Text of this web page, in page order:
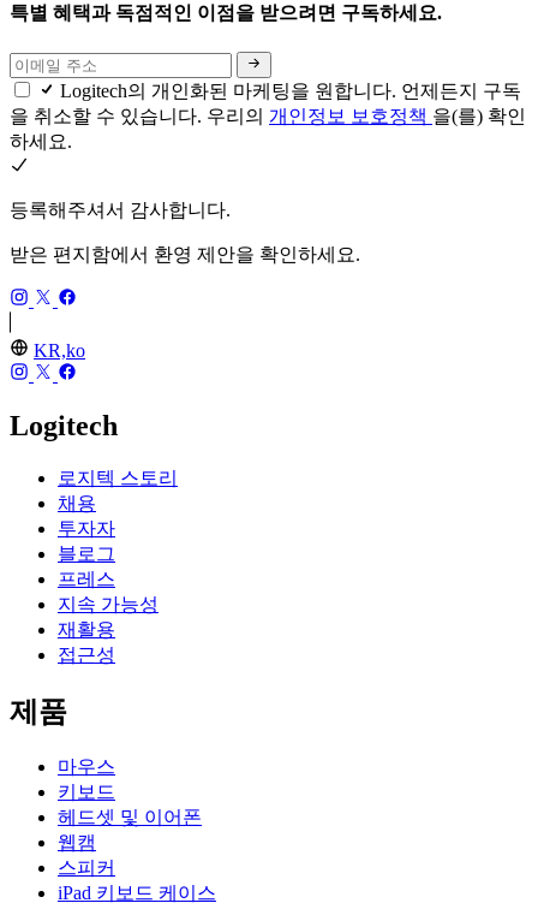
특별 혜택과 독점적인 이점을 받으려면 구독하세요.
Logitech의 개인화된 마케팅을 원합니다. 언제든지 구독
을 취소할 수 있습니다. 우리의 개인정보 보호정책 을(를) 확인
하세요.
등록해주셔서 감사합니다.
받은 편지함에서 환영 제안을 확인하세요.
KR,ko
Logitech
로지텍 스토리
채용
투자자
블로그
프레스
지속 가능성
재활용
접근성
제품
마우스
키보드
헤드셋 및 이어폰
웹캠
스피커
iPad 키보드 케이스